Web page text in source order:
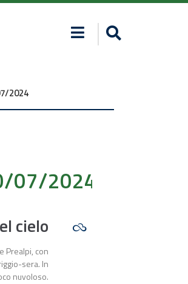
2024 00:00:00
07/2024 00:00:00
cielo
Prealpi, con
sera. In
nuvoloso.